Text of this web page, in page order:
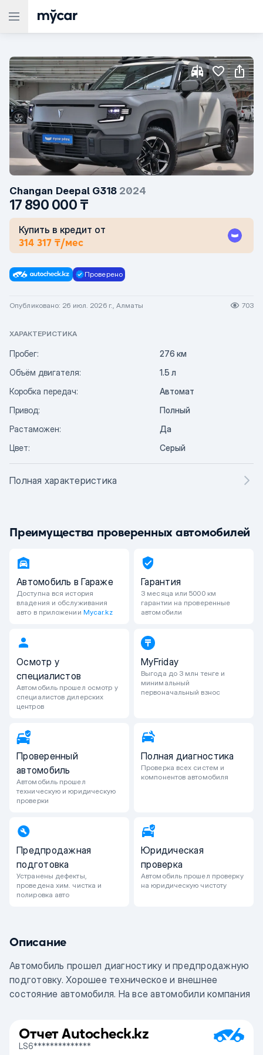
Changan Deepal G318 2024
17 890 000 ₸
Купить в кредит от
314 317 ₸/мес
Проверено
Опубликовано: 26 июл. 2026 г., Алматы 703
ХАРАКТЕРИСТИКА
Пробег:
276 км
Объём двигателя:
1.5 л
Коробка передач:
Автомат
Привод:
Полный
Растаможен:
Да
Цвет:
Серый
Полная характеристика
Преимущества проверенных автомобилей
Автомобиль в Гараже
Доступна вся история
владения и обслуживания
авто в приложении Mycar.kz
Гарантия
3 месяца или 5000 км
гарантии на проверенные
автомобили
Осмотр у
специалистов
Автомобиль прошел осмотр у
специалистов дилерских
центров
MyFriday
Выгода до 3 млн тенге и
минимальный
первоначальный взнос
Проверенный
автомобиль
Автомобиль прошел
техническую и юридическую
проверки
Полная диагностика
Проверка всех систем и
компонентов автомобиля
Предпродажная
подготовка
Устранены дефекты,
проведена хим. чистка и
полировка авто
Юридическая
проверка
Автомобиль прошел проверку
на юридическую чистоту
Описание
Автомобиль прошел диагностику и предпродажную
подготовку. Хорошее техническое и внешнее
состояние автомобиля. На все автомобили компания
можете воспользоваться нашими функциями услуги
Trade in; 1. Обменять свой автомобиль на
Отчет Autocheck.kz
LS6**************